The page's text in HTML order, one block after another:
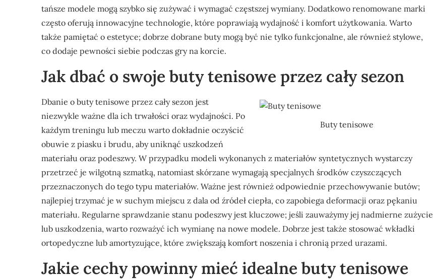
tańsze modele mogą szybko się zużywać i wymagać częstszej wymiany. Dodatkowo renomowane marki
często oferują innowacyjne technologie, które poprawiają wydajność i komfort użytkowania. Warto
także pamiętać o estetyce; dobrze dobrane buty mogą być nie tylko funkcjonalne, ale również stylowe,
co dodaje pewności siebie podczas gry na korcie.
Jak dbać o swoje buty tenisowe przez cały sezon
Buty tenisowe
Dbanie o buty tenisowe przez cały sezon jest
niezwykle ważne dla ich trwałości oraz wydajności. Po
każdym treningu lub meczu warto dokładnie oczyścić
obuwie z piasku i brudu, aby uniknąć uszkodzeń
materiału oraz podeszwy. W przypadku modeli wykonanych z materiałów syntetycznych wystarczy
przetrzeć je wilgotną szmatką, natomiast skórzane wymagają specjalnych środków czyszczących
przeznaczonych do tego typu materiałów. Ważne jest również odpowiednie przechowywanie butów;
najlepiej trzymać je w suchym miejscu z dala od źródeł ciepła, co zapobiega deformacji oraz pękaniu
materiału. Regularne sprawdzanie stanu podeszwy jest kluczowe; jeśli zauważymy jej nadmierne zużycie
lub uszkodzenia, warto rozważyć ich wymianę na nowe modele. Dobrze jest także stosować wkładki
ortopedyczne lub amortyzujące, które zwiększają komfort noszenia i chronią przed urazami.
Jakie cechy powinny mieć idealne buty tenisowe